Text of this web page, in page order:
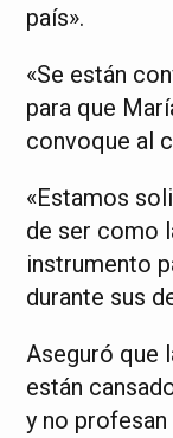
país».
«Se están
para que
convoque al
«Estamos
de ser como
instrumento
durante sus
Aseguró que
están
y no profesan